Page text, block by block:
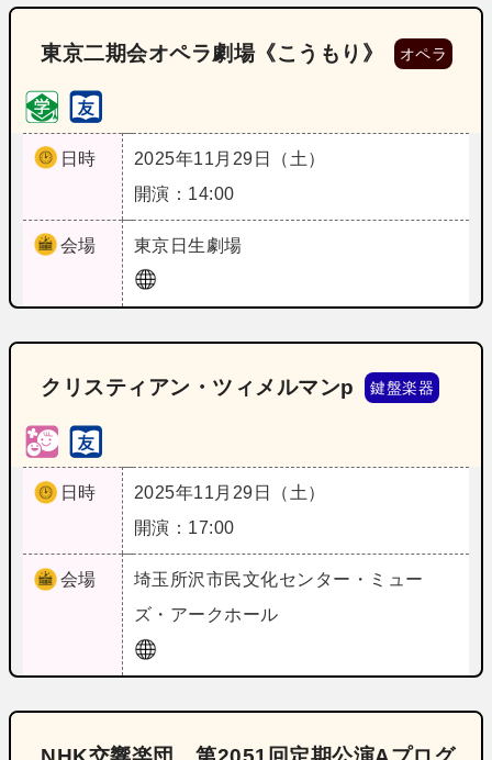
東京二期会オペラ劇場《こうもり》 オペラ
日時
2025年11月29日（土）
開演：14:00
会場 東京 日生劇場
クリスティアン・ツィメルマンp 鍵盤楽器
日時
2025年11月29日（土）
開演：17:00
会場 埼玉 所沢市民文化センター・ミュー
ズ・アークホール